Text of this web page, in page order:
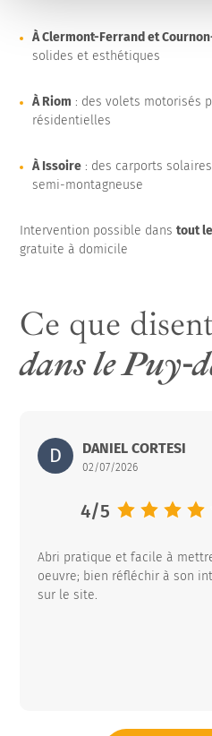
À Clermont-Ferrand et
solides et esthétiques
À Riom : des volets motorisés
résidentielles
À Issoire : des carports
semi-montagneuse
Intervention possible danstout
gratuite à domicile
Ce que disent
dans le Puy-
Abrisud 15 rue Louis Aygobère
D DANIEL CORTESI
02/07/2026
Note moyenne :
4/5
Abri pratique et facile à
oeuvre; bien réfléchir à son
sur le site.